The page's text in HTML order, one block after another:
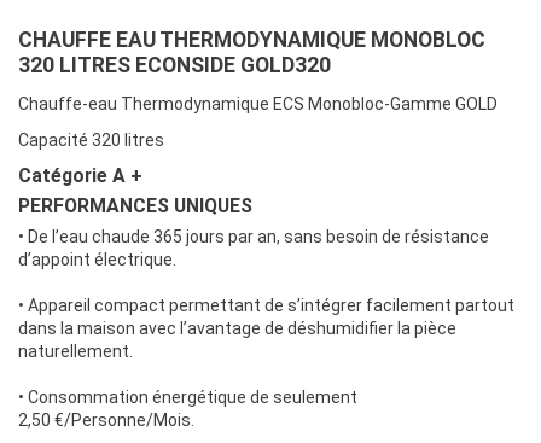
CHAUFFE EAU THERMODYNAMIQUE MONOBLOC
320 LITRES ECONSIDE GOLD320
Chauffe-eau Thermodynamique ECS Monobloc-Gamme GOLD
Capacité 320 litres
Catégorie A +
PERFORMANCES UNIQUES
• De l’eau chaude 365 jours par an, sans besoin de résistance
d’appoint électrique.
• Appareil compact permettant de s’intégrer facilement partout
dans la maison avec l’avantage de déshumidifier la pièce
naturellement.
• Consommation énergétique de seulement
2,50 €/Personne/Mois.